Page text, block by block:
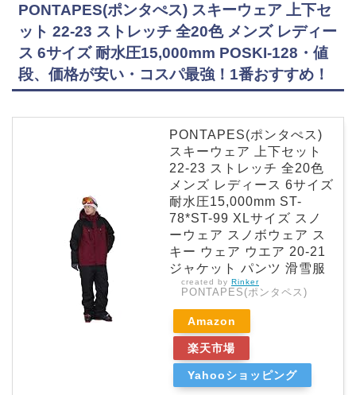
PONTAPES(ポンタぺス) スキーウェア 上下セ
ット 22-23 ストレッチ 全20色 メンズ レディー
ス 6サイズ 耐水圧15,000mm POSKI-128・値
段、価格が安い・コスパ最強！1番おすすめ！
PONTAPES(ポンタぺス)
スキーウェア 上下セット
22-23 ストレッチ 全20色
メンズ レディース 6サイズ
耐水圧15,000mm ST-
78*ST-99 XLサイズ スノ
ーウェア スノボウェア ス
キー ウェア ウエア 20-21
ジャケット パンツ 滑雪服
created by Rinker
PONTAPES(ポンタペス)
Amazon
楽天市場
Yahooショッピング